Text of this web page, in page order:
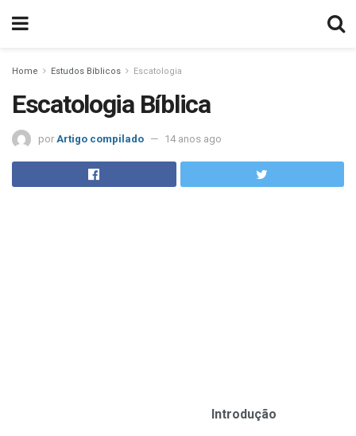
Home Estudos Bíblicos Escatologia
Escatologia Bíblica
por Artigo compilado 14 anos ago
Introdução